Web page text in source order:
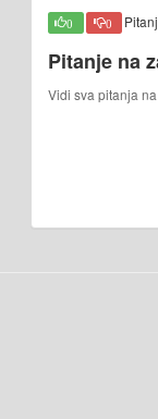
0 0
Pitanje na
Vidi sva pitanja